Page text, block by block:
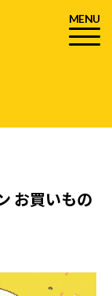
MENU
お買いもの